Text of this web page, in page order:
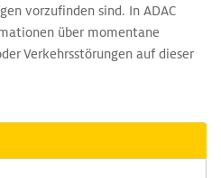
vorzufinden sind. In ADAC
über momentane
Verkehrsstörungen auf dieser